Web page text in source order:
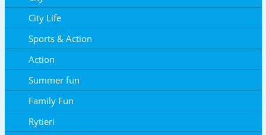
City Life
Sports & Action
Action
Summer fun
Family Fun
Rytieri